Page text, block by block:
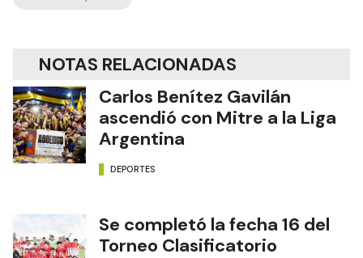
NOTAS RELACIONADAS
Carlos Benítez Gavilán
ascendió con Mitre a la Liga
Argentina
DEPORTES
Se completó la fecha 16 del
Torneo Clasificatorio